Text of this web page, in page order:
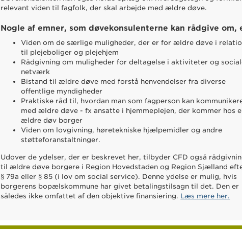
relevant viden til fagfolk, der skal arbejde med ældre døve.
Nogle af emner, som døvekonsulenterne kan rådgive om,
Viden om de særlige muligheder, der er for ældre døve i
til plejeboliger og plejehjem
Rådgivning om muligheder for deltagelse i aktiviteter og
netværk
Bistand til ældre døve med forstå henvendelser fra diverse
offentlige myndigheder
Praktiske råd til, hvordan man som fagperson kan
med ældre døve - fx ansatte i hjemmeplejen, der kommer hos
ældre døv borger
Viden om lovgivning, høretekniske hjælpemidler og andre
støtteforanstaltninger.
Udover de ydelser, der er beskrevet her, tilbyder CFD også
til ældre døve borgere i Region Hovedstaden og Region Sjælland
§ 79a eller § 85 (i lov om social service). Denne ydelse er mulig, hvis
borgerens bopælskommune har givet betalingstilsagn til det. Den er
således ikke omfattet af den objektive finansiering. Læs mere her.